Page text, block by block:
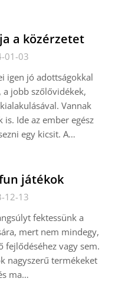
a közérzetet
01-03
igen jó adottságokkal
a jobb szőlővidékek,
Vannak
Ide az ember egész
egy kicsit. A…
játékok
12-13
fektessünk a
mert nem mindegy,
fejlődéséhez vagy sem.
nagyszerű termékeket
ma…